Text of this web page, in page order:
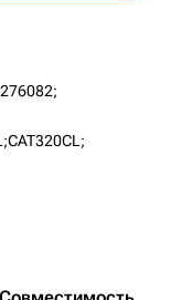
CAT320CL;